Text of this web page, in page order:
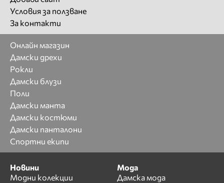
Условия за ползване
За контакти
Онлайн магазин
Дамски дрехи
Рокли
Дамски блузи
Поли
Дамски манта
Дамски костюми
Дамски панталони
Спортни екипи
Новини
Модни колекции
Мода
Дамска мода